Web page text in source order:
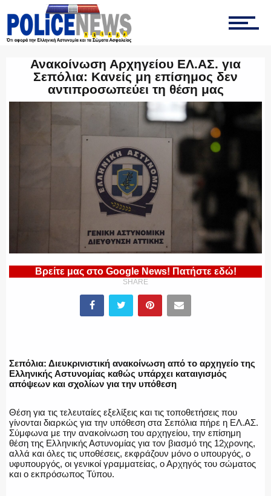
ΤΡΟΧΑΙΑ
ΥΑΤ/ΥΜΕΤ
ΕΛΛΗΝΙΚΗ ΑΣΤΥΝΟΜΙΑ
ΠΥΡΟΣΒΕΣΤΙΚΗ
ΛΙΜΕΝΙΚΟ
Ανακοίνωση Αρχηγείου ΕΛ.ΑΣ. για
Σεπόλια: Κανείς μη επίσημος δεν
αντιπροσωπεύει τη θέση μας
Βρείτε μας στο Google News! Πατήστε εδώ!
SHARE
Σεπόλια: Διευκρινιστική ανακοίνωση από το αρχηγείο της
Ελληνικής Αστυνομίας καθώς υπάρχει καταιγισμός
απόψεων και σχολίων για την υπόθεση
Θέση για τις τελευταίες εξελίξεις και τις τοποθετήσεις που
γίνονται διαρκώς για την υπόθεση στα Σεπόλια πήρε η ΕΛ.ΑΣ.
Σύμφωνα με την ανακοίνωση του αρχηγείου, την επίσημη
θέση της Ελληνικής Αστυνομίας για τον βιασμό της 12χρονης,
αλλά και όλες τις υποθέσεις, εκφράζουν μόνο ο υπουργός, ο
υφυπουργός, οι γενικοί γραμματείας, ο Αρχηγός του σώματος
και ο εκπρόσωπος Τύπου.